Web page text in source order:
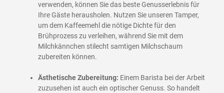
verwenden, können Sie das beste Genusserlebnis für
Ihre Gäste herausholen. Nutzen Sie unseren Tamper,
um dem Kaffeemehl die nötige Dichte für den
Brühprozess zu verleihen, während Sie mit dem
Milchkännchen stilecht samtigen Milchschaum
zubereiten können.
Ästhetische Zubereitung: Einem Barista bei der Arbeit
zuzusehen ist auch ein optischer Genuss. So handelt